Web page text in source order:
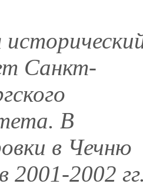
Санкт-
В
в Чечню
2001-2002